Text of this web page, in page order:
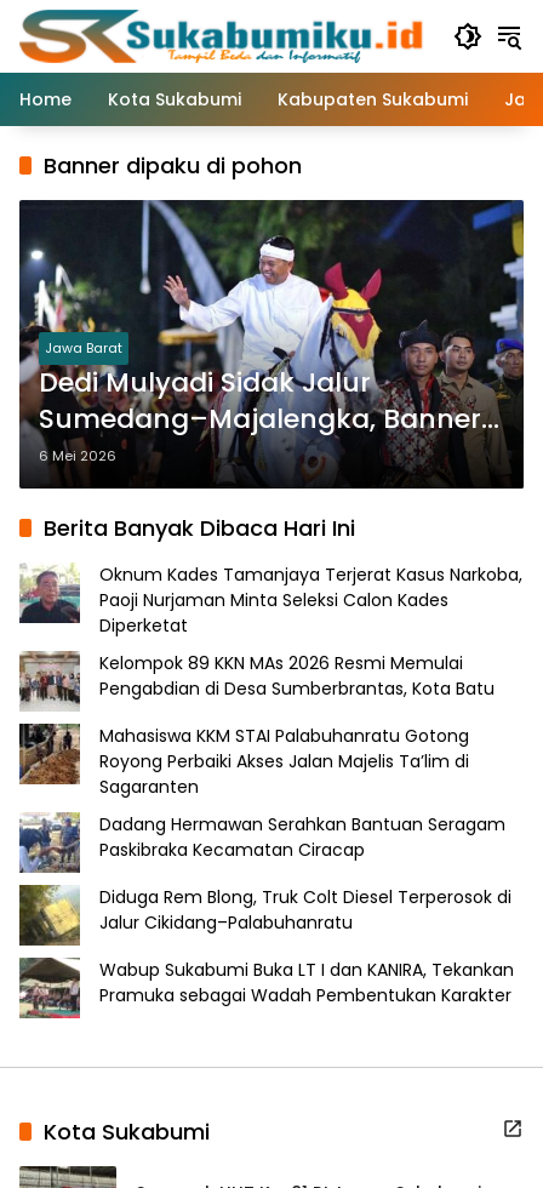
Langsung
konten
Home
Kota Sukabumi Kabupaten Sukabumi
Banner dipaku di pohon
Jawa Barat
Dedi Mulyadi Sidak Jalur
Sumedang–Majalengka, Banner
Dipaku di Pohon hingga Aktivitas
Usaha Ditertibkan
6 Mei 2026
Berita Banyak Dibaca Hari Ini
Oknum Kades Tamanjaya Terjerat Kasus Narkoba,
Paoji Nurjaman Minta Seleksi Calon Kades
Diperketat
Kelompok 89 KKN MAs 2026 Resmi Memulai
Pengabdian di Desa Sumberbrantas, Kota Batu
Mahasiswa KKM STAI Palabuhanratu Gotong
Royong Perbaiki Akses Jalan Majelis Ta’lim di
Sagaranten
Dadang Hermawan Serahkan Bantuan Seragam
Paskibraka Kecamatan Ciracap
Diduga Rem Blong, Truk Colt Diesel Terperosok di
Jalur Cikidang–Palabuhanratu
Wabup Sukabumi Buka LT I dan KANIRA, Tekankan
Pramuka sebagai Wadah Pembentukan Karakter
Kota Sukabumi